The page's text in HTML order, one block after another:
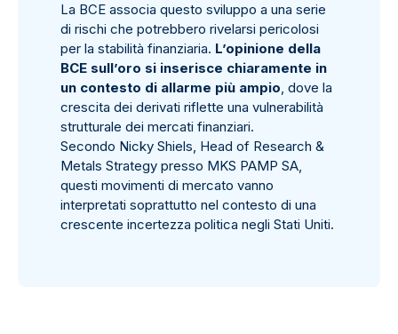
La BCE associa questo sviluppo a una serie
di rischi che potrebbero rivelarsi pericolosi
per la stabilità finanziaria. L’opinione della
BCE sull’oro si inserisce chiaramente in
un contesto di allarme più ampio, dove la
crescita dei derivati riflette una vulnerabilità
strutturale dei mercati finanziari.
Secondo Nicky Shiels, Head of Research &
Metals Strategy presso MKS PAMP SA,
questi movimenti di mercato vanno
interpretati soprattutto nel contesto di una
crescente incertezza politica negli Stati Uniti.